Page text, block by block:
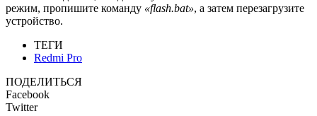
режим, пропишите команду «flash.bat», а затем перезагрузите
устройство.
ТЕГИ
Redmi Pro
ПОДЕЛИТЬСЯ
Facebook
Twitter